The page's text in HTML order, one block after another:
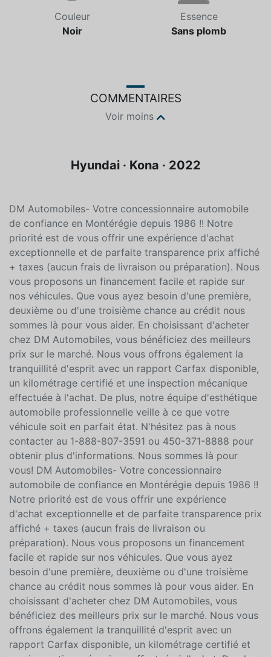
DM Automobiles- Votre concessionnaire automobile
de confiance en Montérégie depuis 1986 !! Notre
priorité est de vous offrir une expérience d'achat
exceptionnelle et de parfaite transparence prix affiché
+ taxes (aucun frais de livraison ou préparation). Nous
vous proposons un financement facile et rapide sur
nos véhicules. Que vous ayez besoin d'une première,
deuxième ou d'une troisième chance au crédit nous
sommes là pour vous aider. En choisissant d'acheter
chez DM Automobiles, vous bénéficiez des meilleurs
prix sur le marché. Nous vous offrons également la
tranquillité d'esprit avec un rapport Carfax disponible,
un kilométrage certifié et une inspection mécanique
effectuée à l'achat. De plus, notre équipe d'esthétique
automobile professionnelle veille à ce que votre
véhicule soit en parfait état. N'hésitez pas à nous
contacter au 1-888-807-3591 ou 450-371-8888 pour
obtenir plus d'informations. Nous sommes là pour
vous! DM Automobiles- Votre concessionnaire
automobile de confiance en Montérégie depuis 1986 !!
Notre priorité est de vous offrir une expérience
d'achat exceptionnelle et de parfaite transparence prix
affiché + taxes (aucun frais de livraison ou
préparation). Nous vous proposons un financement
facile et rapide sur nos véhicules. Que vous ayez
besoin d'une première, deuxième ou d'une troisième
chance au crédit nous sommes là pour vous aider. En
choisissant d'acheter chez DM Automobiles, vous
bénéficiez des meilleurs prix sur le marché. Nous vous